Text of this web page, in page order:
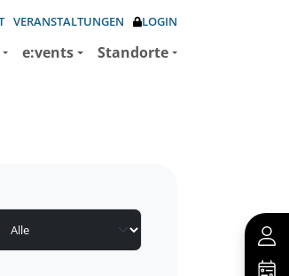
VERANSTALTUNGEN LOGIN
e:vents Standorte